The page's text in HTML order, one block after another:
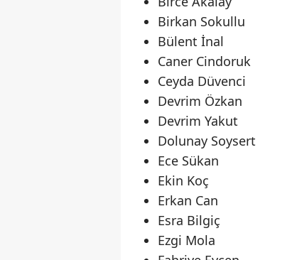
Birkan Sokullu
Bülent İnal
Caner Cindoruk
Ceyda Düvenci
Devrim Özkan
Devrim Yakut
Dolunay Soysert
Ece Sükan
Ekin Koç
Erkan Can
Esra Bilgiç
Ezgi Mola